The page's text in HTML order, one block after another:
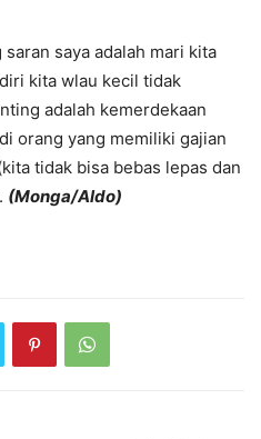
saya adalah mari kita
kita wlau kecil tidak
adalah kemerdekaan
orang yang memiliki gajian
tidak bisa bebas lepas dan
(Monga/Aldo)